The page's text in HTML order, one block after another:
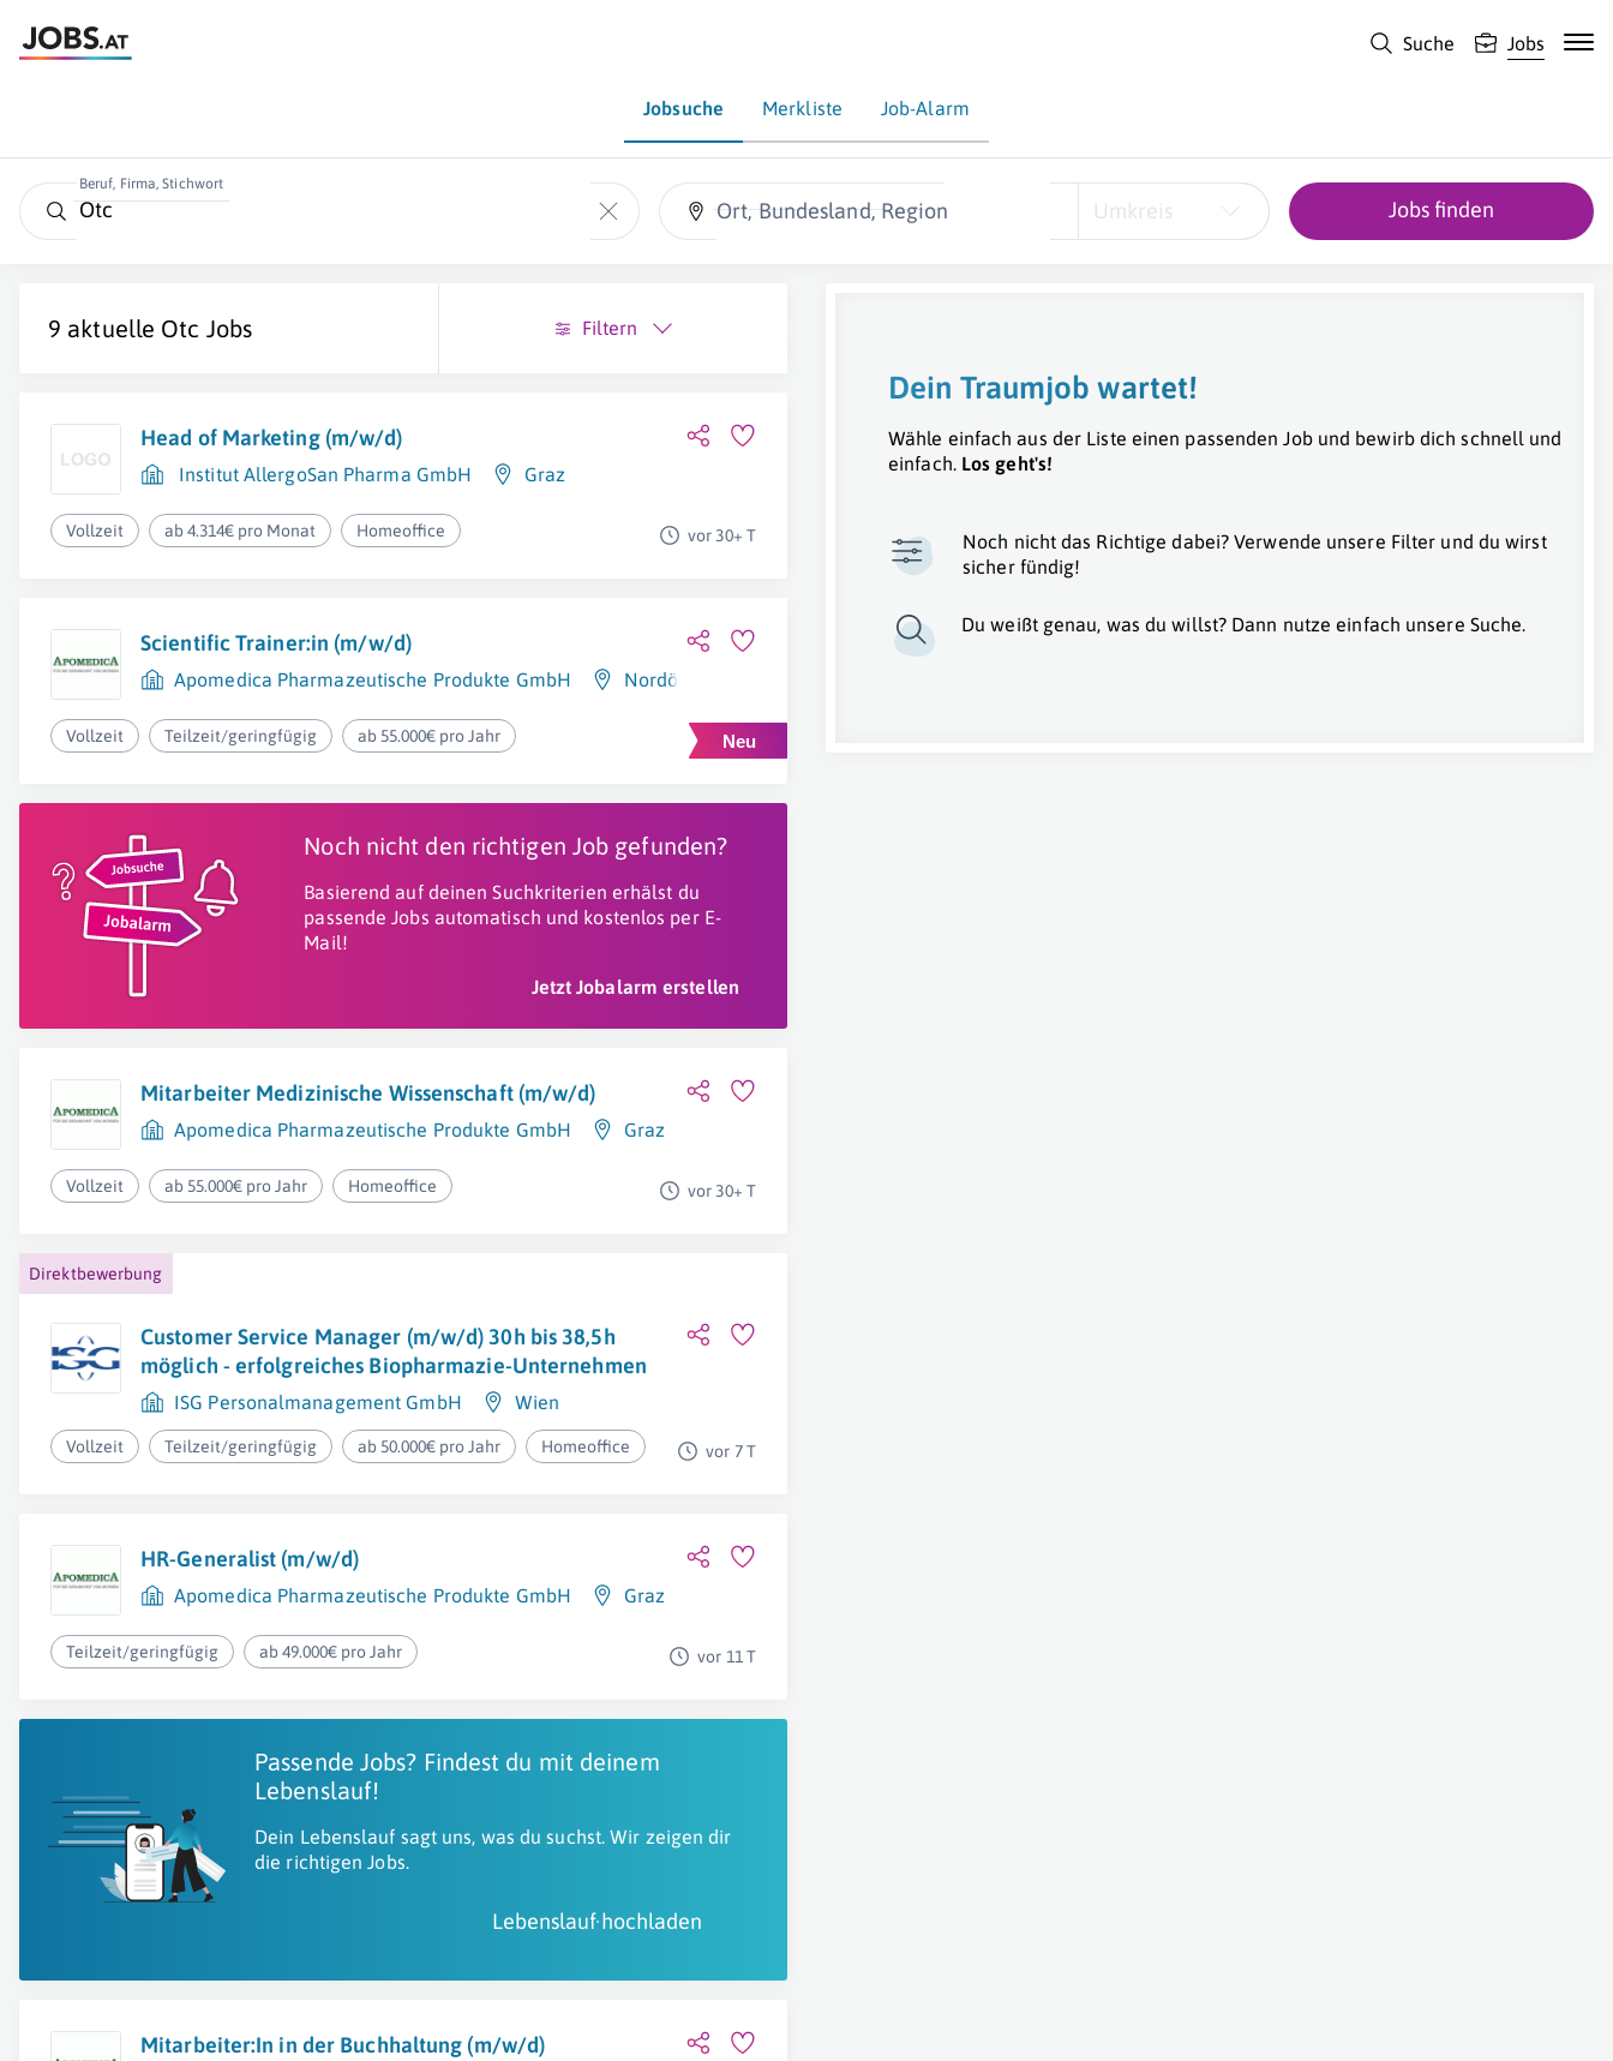
Suche Jobs
Jobsuche Merkliste Job-Alarm
Beruf, Firma, Stichwort
Ort, Bundesland, Region Umkreis Jobs finden
9 aktuelle Otc Jobs Filtern
Head of Marketing (m/w/d)
Institut AllergoSan Pharma GmbH Graz
Vollzeit ab 4.314€ pro Monat Homeoffice vor 30+ T
Scientific Trainer:in (m/w/d)
Apomedica Pharmazeutische Produkte GmbH Nordösterreich
Vollzeit Teilzeit/geringfügig ab 55.000€ pro Jahr
Noch nicht den richtigen Job gefunden?
Basierend auf deinen Suchkriterien erhälst du
passende Jobs automatisch und kostenlos per E-
Mail!
Jetzt Jobalarm erstellen
Mitarbeiter Medizinische Wissenschaft (m/w/d)
Apomedica Pharmazeutische Produkte GmbH Graz
Vollzeit ab 55.000€ pro Jahr Homeoffice vor 30+ T
Direktbewerbung
Customer Service Manager (m/w/d) 30h bis 38,5h
möglich - erfolgreiches Biopharmazie-Unternehmen
ISG Personalmanagement GmbH Wien
Vollzeit Teilzeit/geringfügig ab 50.000€ pro Jahr Homeoffice vor 7 T
HR-Generalist (m/w/d)
Apomedica Pharmazeutische Produkte GmbH Graz
Teilzeit/geringfügig ab 49.000€ pro Jahr vor 11 T
Passende Jobs? Findest du mit deinem
Lebenslauf!
Dein Lebenslauf sagt uns, was du suchst. Wir zeigen dir
die richtigen Jobs.
Lebenslauf hochladen
Mitarbeiter:In in der Buchhaltung (m/w/d)
Dein Traumjob wartet!
Wähle einfach aus der Liste einen passenden Job und bewirb dich schnell und
einfach. Los geht's!
Noch nicht das Richtige dabei? Verwende unsere Filter und du wirst
sicher fündig!
Du weißt genau, was du willst? Dann nutze einfach unsere Suche.